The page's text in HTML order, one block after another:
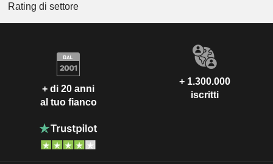
Rating di settore
+ di 20 anni
al tuo fianco
+ 1.300.000
iscritti